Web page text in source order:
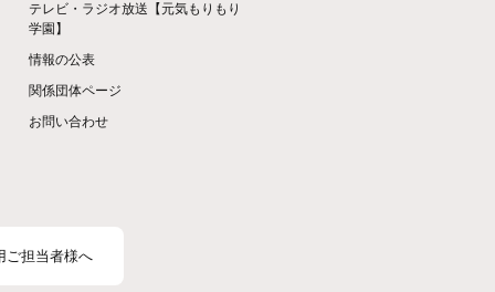
テレビ・ラジオ放送【元気もりもり
学園】
情報の公表
関係団体ページ
お問い合わせ
ご担当者様へ